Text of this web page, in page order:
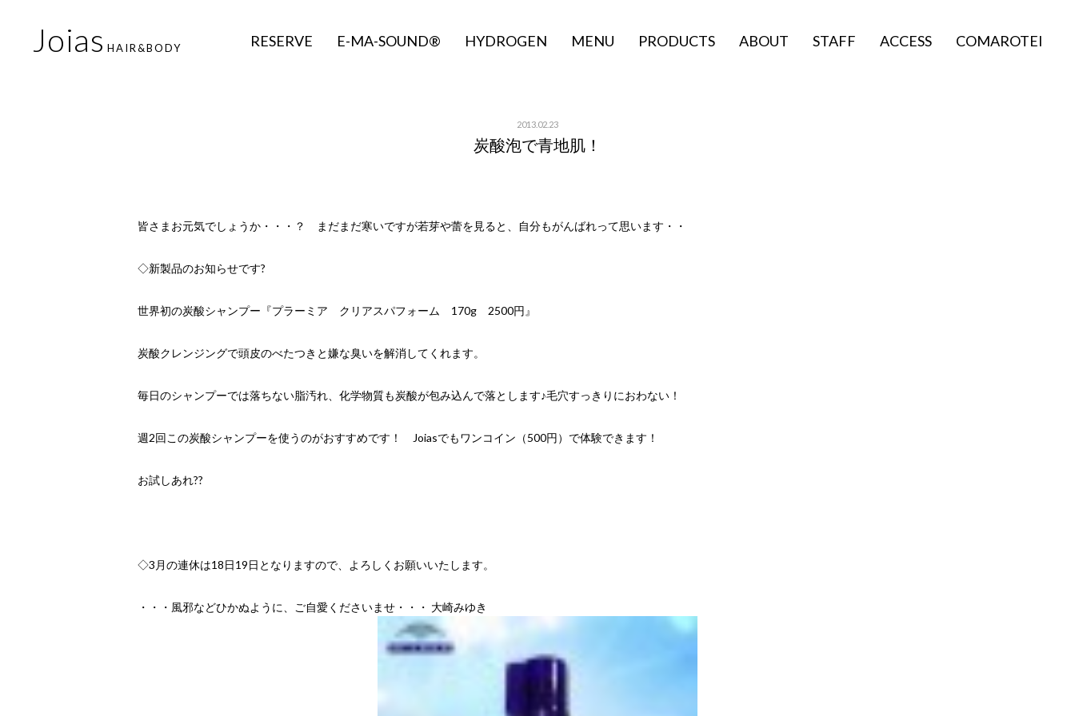
Joias HAIR&BODY RESERVE E-MA-SOUND® HYDROGEN MENU PRODUCTS ABOUT STAFF ACCESS COMAROTEI
2013.02.23
炭酸泡で青地肌！
皆さまお元気でしょうか・・・？ まだまだ寒いですが若芽や蕾を見ると、自分もがんばれって思います・・
◇新製品のお知らせです?
世界初の炭酸シャンプー『プラーミア クリアスパフォーム 170g 2500円』
炭酸クレンジングで頭皮のべたつきと嫌な臭いを解消してくれます。
毎日のシャンプーでは落ちない脂汚れ、化学物質も炭酸が包み込んで落とします♪毛穴すっきりにおわない！
週2回この炭酸シャンプーを使うのがおすすめです！ Joiasでもワンコイン（500円）で体験できます！
お試しあれ??
◇3月の連休は18日19日となりますので、よろしくお願いいたします。
・・・風邪などひかぬように、ご自愛くださいませ・・・ 大崎みゆき